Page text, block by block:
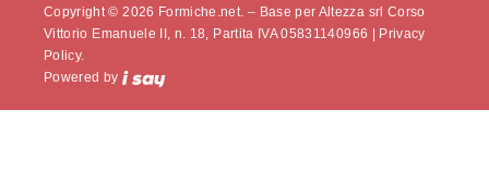
Copyright © 2026 Formiche.net. – Base per Altezza srl Corso
Vittorio Emanuele II, n. 18, Partita IVA 05831140966 |
Privacy
Policy.
Powered by